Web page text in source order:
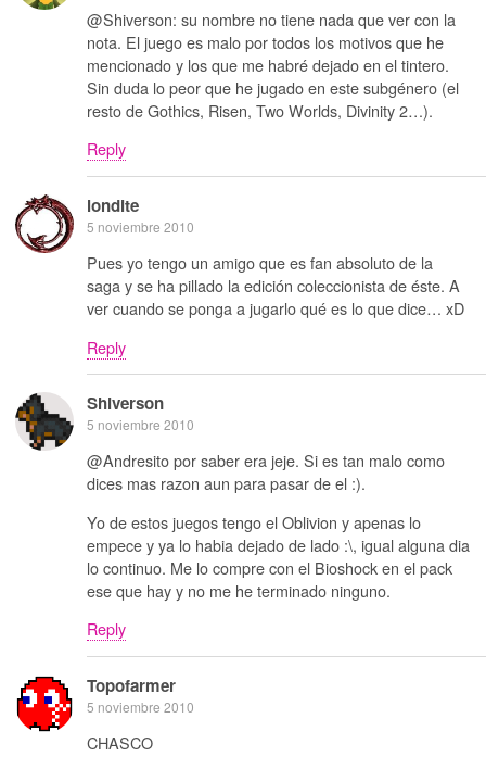
@Shiverson: su nombre no tiene nada que ver con la
nota. El juego es malo por todos los motivos que he
mencionado y los que me habré dejado en el tintero.
Sin duda lo peor que he jugado en este subgénero (el
resto de Gothics, Risen, Two Worlds, Divinity 2…).
Reply
londite
5 noviembre 2010
Pues yo tengo un amigo que es fan absoluto de la
saga y se ha pillado la edición coleccionista de éste. A
ver cuando se ponga a jugarlo qué es lo que dice… xD
Reply
Shiverson
5 noviembre 2010
@Andresito por saber era jeje. Si es tan malo como
dices mas razon aun para pasar de el :).
Yo de estos juegos tengo el Oblivion y apenas lo
empece y ya lo habia dejado de lado :\, igual alguna dia
lo continuo. Me lo compre con el Bioshock en el pack
ese que hay y no me he terminado ninguno.
Reply
Topofarmer
5 noviembre 2010
CHASCO